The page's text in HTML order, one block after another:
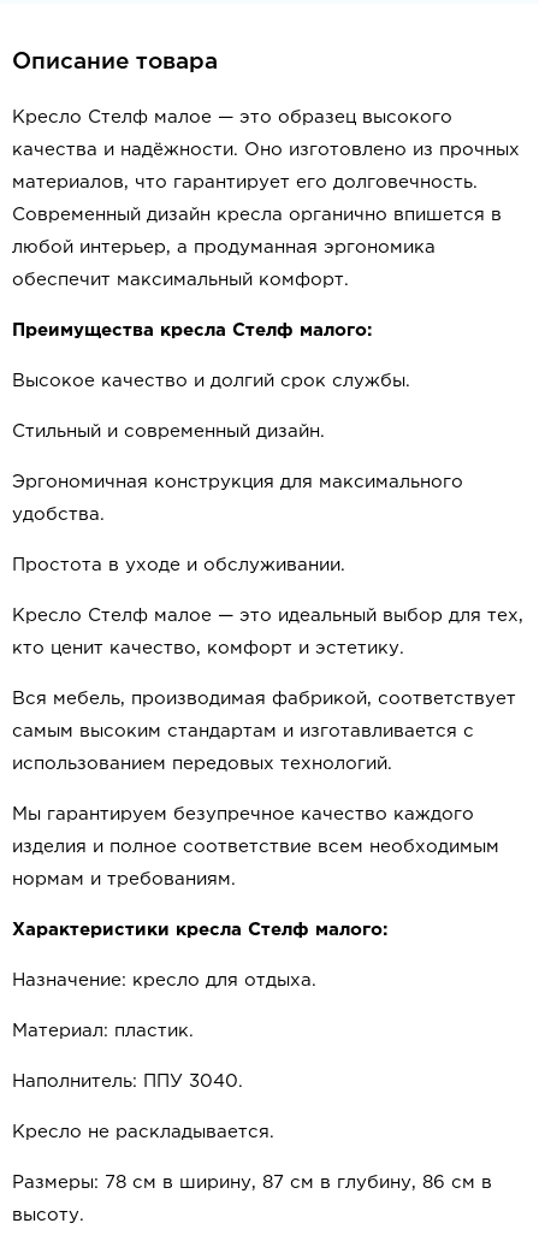
Описание товара
Кресло Стелф малое — это образец высокого
качества и надёжности. Оно изготовлено из прочных
материалов, что гарантирует его долговечность.
Современный дизайн кресла органично впишется в
любой интерьер, а продуманная эргономика
обеспечит максимальный комфорт.
Преимущества кресла Стелф малого:
Высокое качество и долгий срок службы.
Стильный и современный дизайн.
Эргономичная конструкция для максимального
удобства.
Простота в уходе и обслуживании.
Кресло Стелф малое — это идеальный выбор для тех,
кто ценит качество, комфорт и эстетику.
Вся мебель, производимая фабрикой, соответствует
самым высоким стандартам и изготавливается с
использованием передовых технологий.
Мы гарантируем безупречное качество каждого
изделия и полное соответствие всем необходимым
нормам и требованиям.
Характеристики кресла Стелф малого:
Назначение: кресло для отдыха.
Материал: пластик.
Наполнитель: ППУ 3040.
Кресло не раскладывается.
Размеры: 78 см в ширину, 87 см в глубину, 86 см в
высоту.